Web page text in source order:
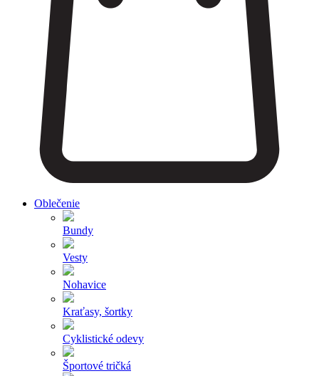
Oblečenie
Bundy
Vesty
Nohavice
Kraťasy, šortky
Cyklistické odevy
Športové tričká